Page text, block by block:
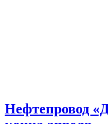
Нефтепровод